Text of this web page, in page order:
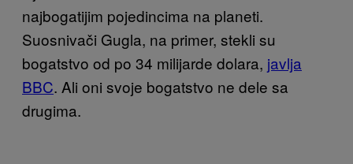
najbogatijim pojedincima na planeti.
Suosnivači Gugla, na primer, stekli su
bogatstvo od po 34 milijarde dolara, javlja
BBC. Ali oni svoje bogatstvo ne dele sa
drugima.